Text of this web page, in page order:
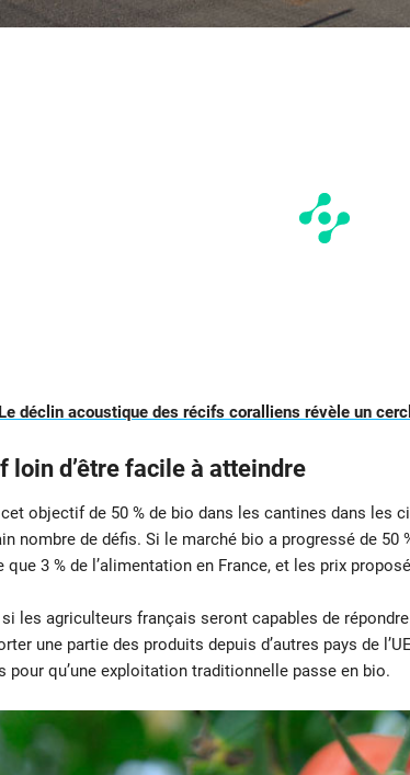
Le déclin acoustique des récifs coralliens révèle un
loin d’être facile à atteindre
objectif de 50 % de bio dans les cantines dans les
nombre de défis. Si le marché bio a progressé de 50
que 3 % de l’alimentation en France, et les prix
les agriculteurs français seront capables de
une partie des produits depuis d’autres pays de
pour qu’une exploitation traditionnelle passe en bio.